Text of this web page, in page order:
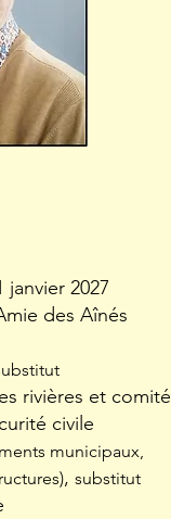
janvier 2027
des Aînés
rivières et comité
civile
municipaux,
, substitut